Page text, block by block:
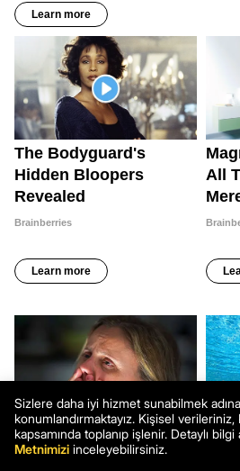
Sizlere daha iyi hizmet sunabilmek
konumlandırmaktayız. Kişisel verileriniz,
kapsamında toplanıp işlenir. Detaylı bilgi
Metnimizi inceleyebilirsiniz.